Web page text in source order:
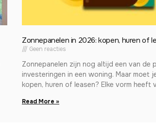
Zonnepanelen in 2026: kopen, huren of
Geen reacties
Zonnepanelen zijn nog altijd een van de
investeringen in een woning. Maar moet
kopen, huren of leasen? Elke vorm heeft
Read More »